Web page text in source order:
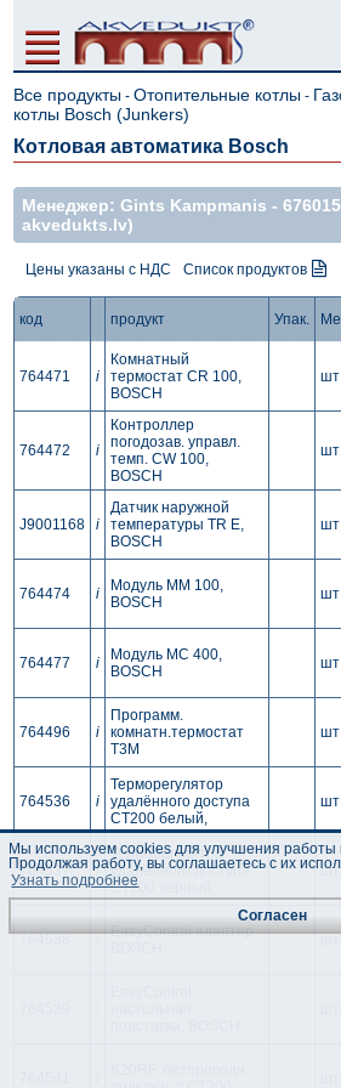
Все продукты -Отопительные котлы -
котлы Bosch (Junkers)
Котловая автоматика Bosch
Mенеджер: Gints Kampmanis -
akvedukts.lv)
Цены указаны с НДС Список продуктов
код продукт Упак.
764471 i
Комнатный
термостат CR 100,
BOSCH
шт
764472 i
Контроллер
погодозав. управл.
темп. CW 100,
BOSCH
шт
J9001168 i
Датчик наружной
температуры TR E,
BOSCH
шт
764474 i
Модуль MM 100,
BOSCH
шт
764477 i
Модуль MC 400,
BOSCH
шт
764496 i
Программ.
комнатн.термостат
T3M
шт
764536 i
Терморегулятор
удалённого доступа
CT200 белый,
шт
764537 i
Терморегулятор
удалённого доступа
CT200 черный,
шт
EasyControl адаптер,
Мы используем cookies для улучшения работы
Продолжая работу, вы соглашаетесь с их
Узнать подробнее
Согласен